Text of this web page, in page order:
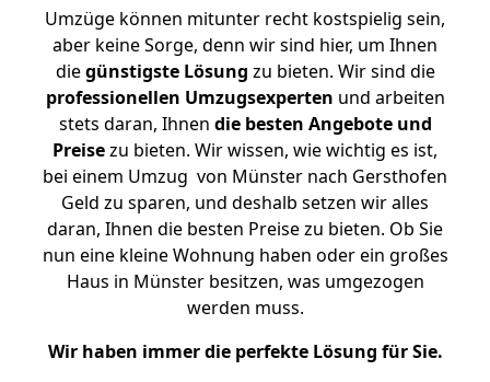
Umzüge können mitunter recht kostspielig sein,
aber keine Sorge, denn wir sind hier, um Ihnen
diegünstigste Lösung zu bieten. Wir sind die
professionellen Umzugsexperten und arbeiten
stets daran, Ihnen die besten Angebote und
Preisezu bieten. Wir wissen, wie wichtig es ist,
bei einem Umzug von Münster nach Gersthofen
Geld zu sparen, und deshalb setzen wir alles
daran, Ihnen die besten Preise zu bieten. Ob Sie
nun eine kleine Wohnung haben oder ein großes
Haus in Münster besitzen, was umgezogen
werden muss.
Wir haben immer die perfekte Lösung für Sie.